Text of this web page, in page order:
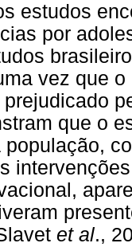
estudos
por
vez que
que o
população,
et al.,